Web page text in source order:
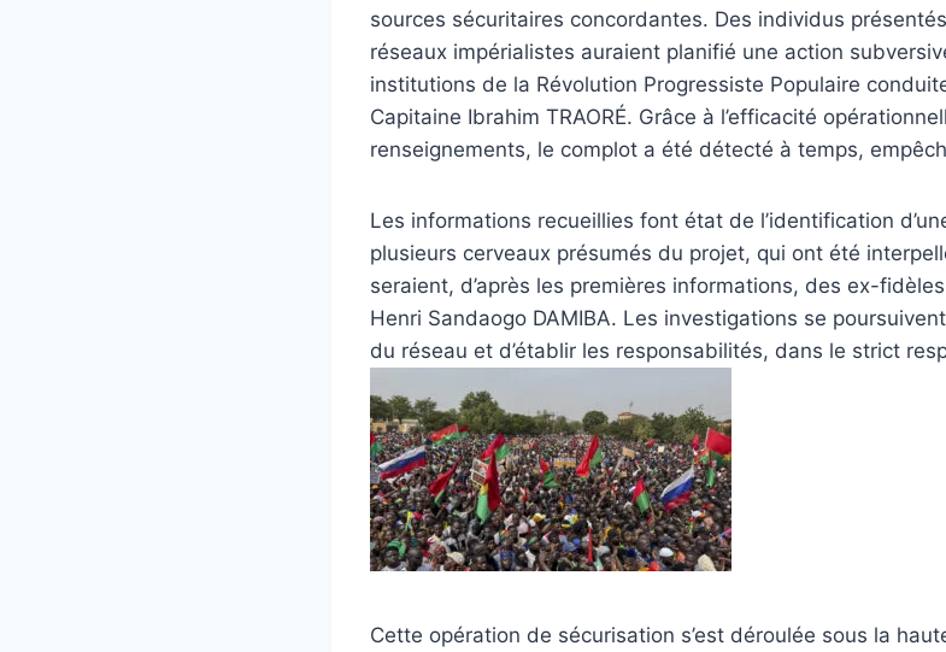
sources sécuritaires concordantes. Des individus
réseaux impérialistes auraient planifié une action
institutions de la Révolution Progressiste Populaire
Capitaine Ibrahim TRAORÉ. Grâce à l’efficacité
renseignements, le complot a été détecté à temps,
Les informations recueillies font état de l’identification
plusieurs cerveaux présumés du projet, qui ont été
seraient, d’après les premières informations, des ex-
Henri Sandaogo DAMIBA. Les investigations se
du réseau et d’établir les responsabilités, dans le strict
Cette opération de sécurisation s’est déroulée sous la